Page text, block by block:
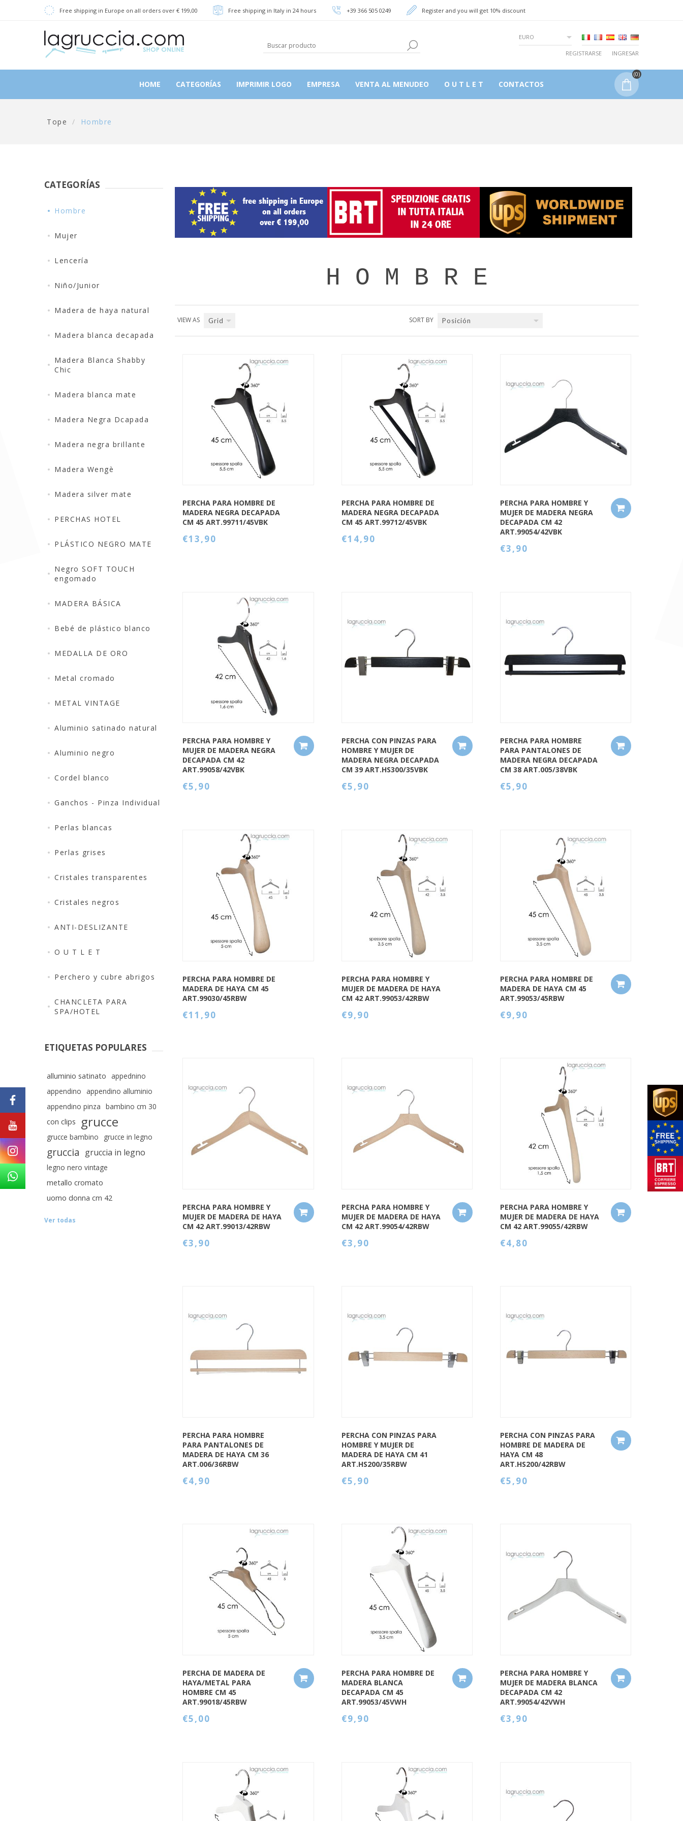
Free shipping in Europe on all orders over € 199,00 Free shipping in Italy in 24 hours +39 366 505 0249 Register and you will get 10% discount
EURO
REGISTRARSE INGRESAR
HOME CATEGORÍAS IMPRIMIR LOGO EMPRESA VENTA AL MENUDEO O U T L E T CONTACTOS
(0)
Tope / Hombre
H O M B R E
VIEW AS Grid SORT BY Posición
PERCHA PARA HOMBRE DE
MADERA NEGRA DECAPADA
CM 45 ART.99711/45VBK
€13,90
PERCHA PARA HOMBRE DE
MADERA NEGRA DECAPADA
CM 45 ART.99712/45VBK
€14,90
PERCHA PARA HOMBRE Y
MUJER DE MADERA NEGRA
DECAPADA CM 42
ART.99054/42VBK
€3,90
PERCHA PARA HOMBRE Y
MUJER DE MADERA NEGRA
DECAPADA CM 42
ART.99058/42VBK
€5,90
PERCHA CON PINZAS PARA
HOMBRE Y MUJER DE
MADERA NEGRA DECAPADA
CM 39 ART.HS300/35VBK
€5,90
QUICK VIEW
PERCHA PARA HOMBRE
PARA PANTALONES DE
MADERA NEGRA DECAPADA
CM 38 ART.005/38VBK
€5,90
PERCHA PARA HOMBRE DE
MADERA DE HAYA CM 45
ART.99030/45RBW
€11,90
PERCHA PARA HOMBRE Y
MUJER DE MADERA DE HAYA
CM 42 ART.99053/42RBW
€9,90
PERCHA PARA HOMBRE DE
MADERA DE HAYA CM 45
ART.99053/45RBW
€9,90
PERCHA PARA HOMBRE Y
MUJER DE MADERA DE HAYA
CM 42 ART.99013/42RBW
€3,90
PERCHA PARA HOMBRE Y
MUJER DE MADERA DE HAYA
CM 42 ART.99054/42RBW
€3,90
PERCHA PARA HOMBRE Y
MUJER DE MADERA DE HAYA
CM 42 ART.99055/42RBW
€4,80
PERCHA PARA HOMBRE
PARA PANTALONES DE
MADERA DE HAYA CM 36
ART.006/36RBW
€4,90
PERCHA CON PINZAS PARA
HOMBRE Y MUJER DE
MADERA DE HAYA CM 41
ART.HS200/35RBW
€5,90
PERCHA CON PINZAS PARA
HOMBRE DE MADERA DE
HAYA CM 48
ART.HS200/42RBW
€5,90
QUICK VIEW
PERCHA DE MADERA DE
HAYA/METAL PARA
HOMBRE CM 45
ART.99018/45RBW
€5,00
PERCHA PARA HOMBRE DE
MADERA BLANCA
DECAPADA CM 45
ART.99053/45VWH
€9,90
PERCHA PARA HOMBRE Y
MUJER DE MADERA BLANCA
DECAPADA CM 42
ART.99054/42VWH
€3,90
CATEGORÍAS
Hombre
Mujer
Lencería
Niño/Junior
Madera de haya natural
Madera blanca decapada
Madera Blanca Shabby
Chic
Madera blanca mate
Madera Negra Dcapada
Madera negra brillante
Madera Wengè
Madera silver mate
PERCHAS HOTEL
PLÁSTICO NEGRO MATE
Negro SOFT TOUCH
engomado
MADERA BÁSICA
Bebé de plástico blanco
MEDALLA DE ORO
Metal cromado
METAL VINTAGE
Aluminio satinado natural
Aluminio negro
Cordel blanco
Ganchos - Pinza Individual
Perlas blancas
Perlas grises
Cristales transparentes
Cristales negros
ANTI-DESLIZANTE
O U T L E T
Perchero y cubre abrigos
CHANCLETA PARA
SPA/HOTEL
ETIQUETAS POPULARES
alluminio satinato
appednino
appendino
appendino alluminio
appendino pinza bambino cm 30
con clips
grucce
grucce bambino grucce in legno
gruccia gruccia in legno
legno nero vintage
metallo cromato
uomo donna cm 42
Ver todas